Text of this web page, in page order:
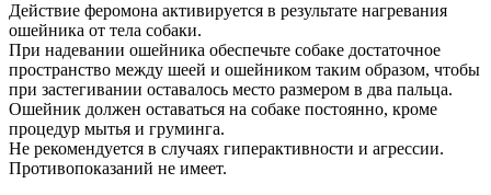
Действие феромона активируется в результате нагревания
ошейника от тела собаки.
При надевании ошейника обеспечьте собаке достаточное
пространство между шеей и ошейником таким образом, чтобы
при застегивании оставалось место размером в два пальца.
Ошейник должен оставаться на собаке постоянно, кроме
процедур мытья и груминга.
Не рекомендуется в случаях гиперактивности и агрессии.
Противопоказаний не имеет.